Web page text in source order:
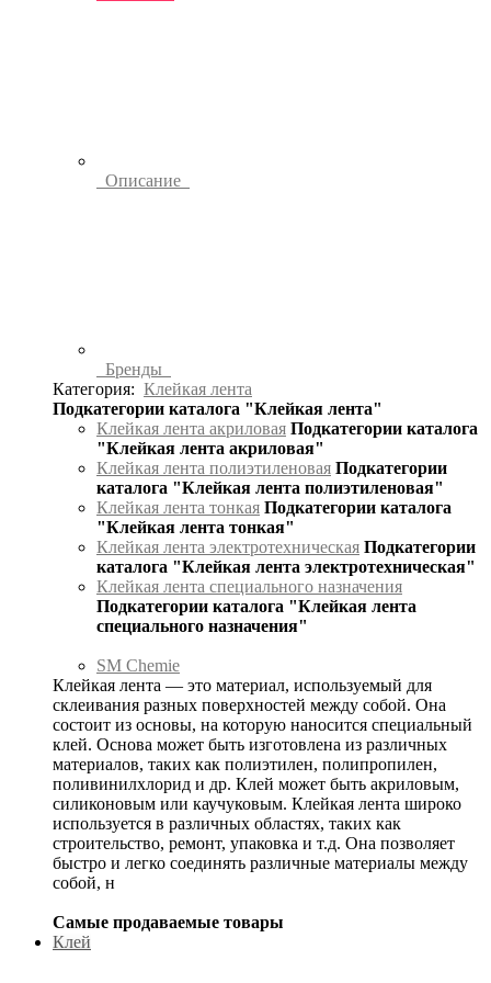
Описание
Бренды
Категория: Клейкая лента
Подкатегории каталога "Клейкая лента"
Клейкая лента акриловая Подкатегории каталога
"Клейкая лента акриловая"
Клейкая лента полиэтиленовая Подкатегории
каталога "Клейкая лента полиэтиленовая"
Клейкая лента тонкая Подкатегории каталога
"Клейкая лента тонкая"
Клейкая лента электротехническая Подкатегории
каталога "Клейкая лента электротехническая"
Клейкая лента специального назначения
Подкатегории каталога "Клейкая лента
специального назначения"
SM Chemie
Клейкая лента — это материал, используемый для
склеивания разных поверхностей между собой. Она
состоит из основы, на которую наносится специальный
клей. Основа может быть изготовлена из различных
материалов, таких как полиэтилен, полипропилен,
поливинилхлорид и др. Клей может быть акриловым,
силиконовым или каучуковым. Клейкая лента широко
используется в различных областях, таких как
строительство, ремонт, упаковка и т.д. Она позволяет
быстро и легко соединять различные материалы между
собой, н
Самые продаваемые товары
Клей